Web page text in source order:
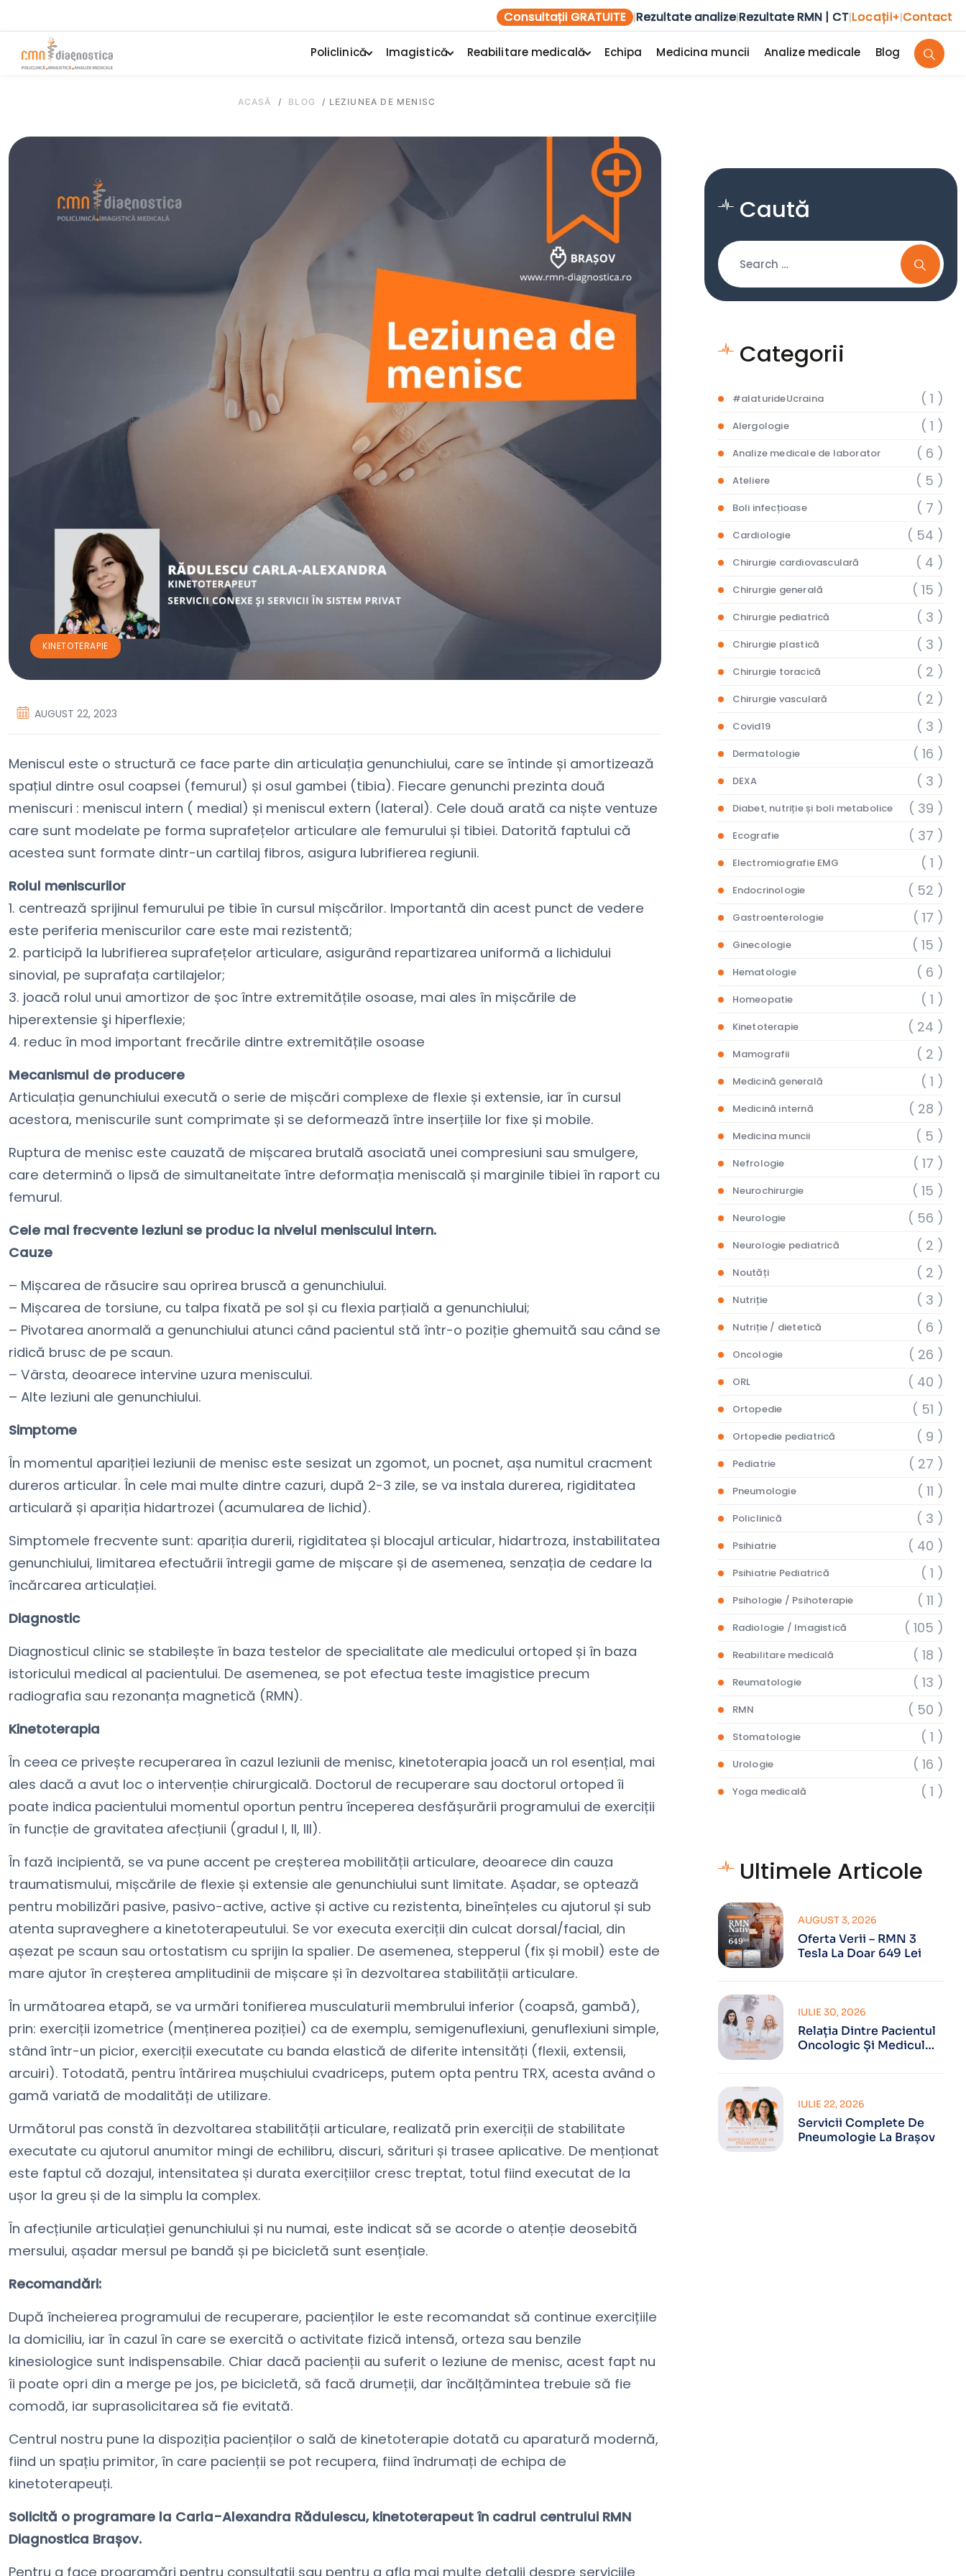
Consultații GRATUITE |Rezultate analize|Rezultate RMN | CT|Locații+|Contact
Policlinică Imagistică Reabilitare medicală Echipa Medicina muncii Analize medicale Blog
ACASĂ / BLOG / LEZIUNEA DE MENISC
KINETOTERAPIE
AUGUST 22, 2023
Meniscul este o structură ce face parte din articulația genunchiului, care se întinde și amortizează
spațiul dintre osul coapsei (femurul) și osul gambei (tibia). Fiecare genunchi prezinta două
meniscuri : meniscul intern ( medial) și meniscul extern (lateral). Cele două arată ca niște ventuze
care sunt modelate pe forma suprafețelor articulare ale femurului și tibiei. Datorită faptului că
acestea sunt formate dintr-un cartilaj fibros, asigura lubrifierea regiunii.
Rolul meniscurilor
1. centrează sprijinul femurului pe tibie în cursul mișcărilor. Importantă din acest punct de vedere
este periferia meniscurilor care este mai rezistentă;
2. participă la lubrifierea suprafețelor articulare, asigurând repartizarea uniformă a lichidului
sinovial, pe suprafața cartilajelor;
3. joacă rolul unui amortizor de șoc între extremitățile osoase, mai ales în mișcările de
hiperextensie şi hiperflexie;
4. reduc în mod important frecările dintre extremitățile osoase
Mecanismul de producere
Articulația genunchiului execută o serie de mișcări complexe de flexie și extensie, iar în cursul
acestora, meniscurile sunt comprimate și se deformează între inserțiile lor fixe și mobile.
Ruptura de menisc este cauzată de mișcarea brutală asociată unei compresiuni sau smulgere,
care determină o lipsă de simultaneitate între deformația meniscală și marginile tibiei în raport cu
femurul.
Cele mai frecvente leziuni se produc la nivelul meniscului intern.
Cauze
– Mișcarea de răsucire sau oprirea bruscă a genunchiului.
– Mișcarea de torsiune, cu talpa fixată pe sol și cu flexia parțială a genunchiului;
– Pivotarea anormală a genunchiului atunci când pacientul stă într-o poziție ghemuită sau când se
ridică brusc de pe scaun.
– Vârsta, deoarece intervine uzura meniscului.
– Alte leziuni ale genunchiului.
Simptome
În momentul apariției leziunii de menisc este sesizat un zgomot, un pocnet, așa numitul cracment
dureros articular. În cele mai multe dintre cazuri, după 2-3 zile, se va instala durerea, rigiditatea
articulară și apariția hidartrozei (acumularea de lichid).
Simptomele frecvente sunt: apariția durerii, rigiditatea și blocajul articular, hidartroza, instabilitatea
genunchiului, limitarea efectuării întregii game de mișcare și de asemenea, senzația de cedare la
încărcarea articulației.
Diagnostic
Diagnosticul clinic se stabilește în baza testelor de specialitate ale medicului ortoped și în baza
istoricului medical al pacientului. De asemenea, se pot efectua teste imagistice precum
radiografia sau rezonanța magnetică (RMN).
Kinetoterapia
În ceea ce privește recuperarea în cazul leziunii de menisc, kinetoterapia joacă un rol esențial, mai
ales dacă a avut loc o intervenție chirurgicală. Doctorul de recuperare sau doctorul ortoped îi
poate indica pacientului momentul oportun pentru începerea desfășurării programului de exerciții
în funcție de gravitatea afecțiunii (gradul I, II, III).
În fază incipientă, se va pune accent pe creșterea mobilității articulare, deoarece din cauza
traumatismului, mișcările de flexie și extensie ale genunchiului sunt limitate. Așadar, se optează
pentru mobilizări pasive, pasivo-active, active și active cu rezistenta, bineînțeles cu ajutorul și sub
atenta supraveghere a kinetoterapeutului. Se vor executa exerciții din culcat dorsal/facial, din
așezat pe scaun sau ortostatism cu sprijin la spalier. De asemenea, stepperul (fix și mobil) este de
mare ajutor în creșterea amplitudinii de mișcare și în dezvoltarea stabilității articulare.
În următoarea etapă, se va urmări tonifierea musculaturii membrului inferior (coapsă, gambă),
prin: exerciții izometrice (menținerea poziției) ca de exemplu, semigenuflexiuni, genuflexiuni simple,
stând într-un picior, exerciții executate cu banda elastică de diferite intensități (flexii, extensii,
arcuiri). Totodată, pentru întărirea mușchiului cvadriceps, putem opta pentru TRX, acesta având o
gamă variată de modalități de utilizare.
Următorul pas constă în dezvoltarea stabilității articulare, realizată prin exerciții de stabilitate
executate cu ajutorul anumitor mingi de echilibru, discuri, sărituri și trasee aplicative. De menționat
este faptul că dozajul, intensitatea și durata exercițiilor cresc treptat, totul fiind executat de la
ușor la greu și de la simplu la complex.
În afecțiunile articulației genunchiului și nu numai, este indicat să se acorde o atenție deosebită
mersului, așadar mersul pe bandă și pe bicicletă sunt esențiale.
Recomandări:
După încheierea programului de recuperare, pacienților le este recomandat să continue exercițiile
la domiciliu, iar în cazul în care se exercită o activitate fizică intensă, orteza sau benzile
kinesiologice sunt indispensabile. Chiar dacă pacienții au suferit o leziune de menisc, acest fapt nu
îi poate opri din a merge pe jos, pe bicicletă, să facă drumeții, dar încălțămintea trebuie să fie
comodă, iar suprasolicitarea să fie evitată.
Centrul nostru pune la dispoziția pacienților o sală de kinetoterapie dotată cu aparatură modernă,
fiind un spațiu primitor, în care pacienții se pot recupera, fiind îndrumați de echipa de
kinetoterapeuți.
Solicită o programare la Carla-Alexandra Rădulescu, kinetoterapeut în cadrul centrului RMN
Diagnostica Brașov.
Pentru a face programări pentru consultații sau pentru a afla mai multe detalii despre serviciile
Caută
Categorii
#alaturideUcraina ( 1 )
Alergologie ( 1 )
Analize medicale de laborator ( 6 )
Ateliere ( 5 )
Boli infecțioase ( 7 )
Cardiologie ( 54 )
Chirurgie cardiovasculară ( 4 )
Chirurgie generală ( 15 )
Chirurgie pediatrică ( 3 )
Chirurgie plastică ( 3 )
Chirurgie toracică ( 2 )
Chirurgie vasculară ( 2 )
Covid19 ( 3 )
Dermatologie ( 16 )
DEXA ( 3 )
Diabet, nutriție și boli metabolice ( 39 )
Ecografie ( 37 )
Electromiografie EMG ( 1 )
Endocrinologie ( 52 )
Gastroenterologie ( 17 )
Ginecologie ( 15 )
Hematologie ( 6 )
Homeopatie ( 1 )
Kinetoterapie ( 24 )
Mamografii ( 2 )
Medicină generală ( 1 )
Medicină internă ( 28 )
Medicina muncii ( 5 )
Nefrologie ( 17 )
Neurochirurgie ( 15 )
Neurologie ( 56 )
Neurologie pediatrică ( 2 )
Noutăți ( 2 )
Nutriție ( 3 )
Nutriție / dietetică ( 6 )
Oncologie ( 26 )
ORL ( 40 )
Ortopedie ( 51 )
Ortopedie pediatrică ( 9 )
Pediatrie ( 27 )
Pneumologie ( 11 )
Policlinică ( 3 )
Psihiatrie ( 40 )
Psihiatrie Pediatrică ( 1 )
Psihologie / Psihoterapie ( 11 )
Radiologie / Imagistică ( 105 )
Reabilitare medicală ( 18 )
Reumatologie ( 13 )
RMN ( 50 )
Stomatologie ( 1 )
Urologie ( 16 )
Yoga medicală ( 1 )
Ultimele Articole
Oferta Verii – RMN 3
Tesla La Doar 649 Lei
AUGUST 3, 2026
Relația Dintre Pacientul
Oncologic Și Medicul
IULIE 30, 2026
Servicii Complete De
Pneumologie La Brașov
IULIE 22, 2026